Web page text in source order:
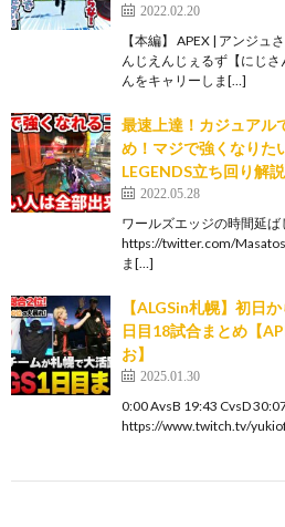
2022.02.20
【本編】 APEX | アンジュ
んじえんじぇるず【にじ
んをキャリーしま[…]
最速上達！カジュアル
め！マジで強くなりた
LEGENDS立ち回り解説
2022.05.28
ワールズエッジの時間延
https://twitter.com/
ま[…]
【ALGSin札幌】初日
日目18試合まとめ【
お】
2025.01.30
0:00 AvsB 19:43 CvsD
https://www.twitch.tv/